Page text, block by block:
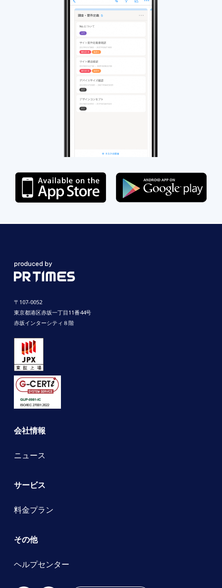
〒107-0052
東京都港区赤坂一丁目11番44号
赤坂インターシティ８階
会社情報
ニュース
サービス
料金プラン
その他
ヘルプセンター